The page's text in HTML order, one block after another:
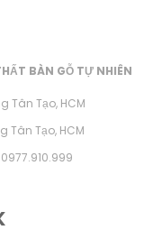
BÀN GỖ TỰ NHIÊN
Tân Tạo, HCM
Tân Tạo, HCM